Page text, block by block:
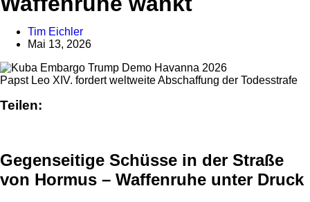
Tim Eichler
Mai 13, 2026
Papst Leo XIV. fordert weltweite Abschaffung der Todesstrafe
Teilen:
Gegenseitige Schüsse in der Straße
von Hormus – Waffenruhe unter Druck